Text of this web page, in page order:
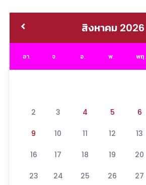
สิงหาคม 2026
อา. จ. อ. พ. พฤ.
2 3 4 5 6
9 10 11 12 13
16 17 18 19 20
23 24 25 26 27